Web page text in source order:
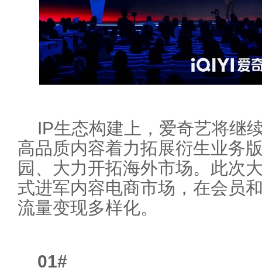
IP生态构建上，爱奇艺将继
高品质内容着力拓展衍生业务
园、大力开拓海外市场。此次
式进军内容电商市场，在会员
流量变现多样化。
01#